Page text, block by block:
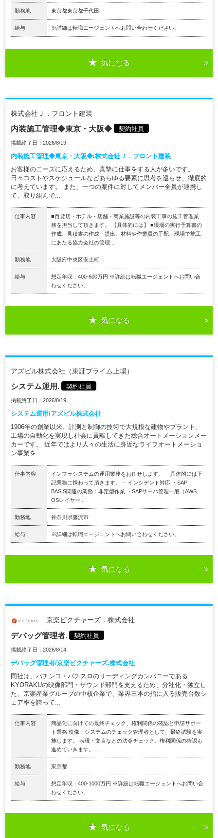
勤務地 東京都東京都千代田
給与 ※詳細は転職エージェントへお問い合わせください。
気になる
株式会社Ｊ．フロント建装
内装施工管理◆東京・大阪◆ 契約社員
掲載終了日：2026/8/19
内装施工管理◆東京・大阪◆/株式会社Ｊ．フロント建装
お客様のニーズに応えるため、真摯に仕事をする人が多いです。
日々コストやスケジュールなどあらゆる要素に思考を巡らせ、徹底的
に考えています。 また、一つの案件に対してメンバー全員が連携し
て、取り組んで...
仕事内容
■百貨店・ホテル・店舗・商業施設等の内装工事の施工管理業
務を担当して頂きます。 【具体的には】 ■現場の実行予算書の
作成、見積書の作成・提出、材料や作業員の手配、現場で施工
にあたる協力会社の管理...
勤務地 大阪府中央区安土町
給与
想定年収：400-600万円 ※詳細は転職エージェントへお問い合
わせください。
気になる
アズビル株式会社（東証プライム上場）
システム運用. 契約社員
掲載終了日：2026/8/19
システム運用/アズビル株式会社
1906年の創業以来、計測と制御の技術で大規模な建物やプラント、
工場の自動化を実現し社会に貢献してきた総合オートメーションメー
カーです。 近年ではより人々の生活に身近なライフオートメーショ
ン事業を...
仕事内容
インフラシステムの運用業務をお任せします。 具体的には下
記業務に携わって頂きます。 ・インシデント対応 ・SAP
BASIS関連の業務：非定型作業 ・SAPサーバ管理一般（AWS、
OSレイヤー...
勤務地 神奈川県藤沢市
給与 ※詳細は転職エージェントへお問い合わせください。
気になる
京楽ピクチャーズ．株式会社
デバッグ管理者. 契約社員
掲載終了日：2026/8/14
デバッグ管理者/京楽ピクチャーズ.株式会社
同社は、パチンコ・パチスロのリーディングカンパニーである
KYORAKUの映像部門・サウンド部門を支えるため、分社化・独立し
た、京楽産業グループの中核企業で、業界三本の指に入る販売台数シ
ェア率を誇って...
仕事内容
商品化に向けての最終チェック、権利関係の確認と申請サポー
ト業務 映像・システムのチェック管理者として、最終試験を実
施します。 表現・文言などの法令チェック、権利関係の確認も
進めていきます。 ...
勤務地 東京都
給与
想定年収：400-1000万円 ※詳細は転職エージェントへお問い合
わせください。
気になる